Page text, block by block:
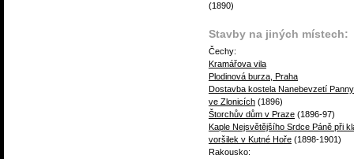
(1890)
Stavby na jiných místech:
Čechy:
Kramářova vila
Plodinová burza, Praha
Dostavba kostela Nanebevzetí
ve Zlonicích (1896)
Štorchův dům v Praze (1896-97)
Kaple Nejsvětějšího Srdce Páně při
voršilek v Kutné Hoře (1898-1901)
Rakousko: